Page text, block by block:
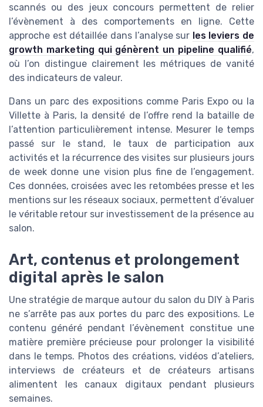
scannés ou des jeux concours permettent de relier
l’évènement à des comportements en ligne. Cette
approche est détaillée dans l’analyse sur les leviers de
growth marketing qui génèrent un pipeline qualifié,
où l’on distingue clairement les métriques de vanité
des indicateurs de valeur.
Dans un parc des expositions comme Paris Expo ou la
Villette à Paris, la densité de l’offre rend la bataille de
l’attention particulièrement intense. Mesurer le temps
passé sur le stand, le taux de participation aux
activités et la récurrence des visites sur plusieurs jours
de week donne une vision plus fine de l’engagement.
Ces données, croisées avec les retombées presse et les
mentions sur les réseaux sociaux, permettent d’évaluer
le véritable retour sur investissement de la présence au
salon.
Art, contenus et prolongement
digital après le salon
Une stratégie de marque autour du salon du DIY à Paris
ne s’arrête pas aux portes du parc des expositions. Le
contenu généré pendant l’évènement constitue une
matière première précieuse pour prolonger la visibilité
dans le temps. Photos des créations, vidéos d’ateliers,
interviews de créateurs et de créateurs artisans
alimentent les canaux digitaux pendant plusieurs
semaines.